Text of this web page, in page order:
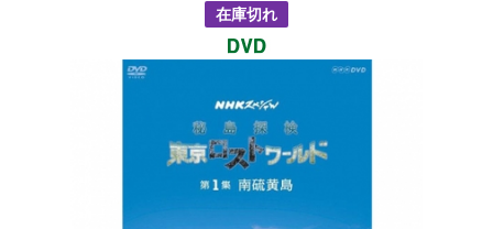
在庫切れ